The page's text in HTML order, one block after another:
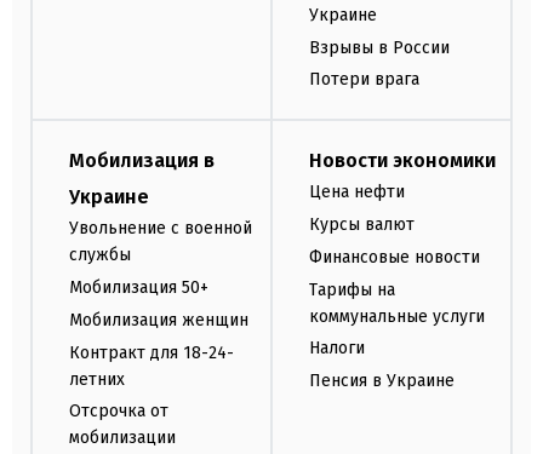
Украине
Взрывы в России
Потери врага
Мобилизация в
Украине
Увольнение с военной
службы
Мобилизация 50+
Мобилизация женщин
Контракт для 18-24-
летних
Отсрочка от
мобилизации
Новости экономики
Цена нефти
Курсы валют
Финансовые новости
Тарифы на
коммунальные услуги
Налоги
Пенсия в Украине